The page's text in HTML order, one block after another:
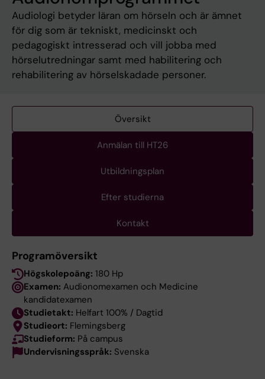
Audiologi betyder läran om hörseln och är ämnet
för dig som är tekniskt, medicinskt och
pedagogiskt intresserad och vill jobba med
hörselutredningar samt med habilitering och
rehabilitering av hörselskadade personer.
Översikt
Anmälan till HT26
Utbildningsplan
Efter studierna
Kontakt
Programöversikt
Högskolepoäng: 180 Hp
Examen: Audionomexamen och Medicine
kandidatexamen
Studietakt: Helfart 100% / Dagtid
Studieort: Flemingsberg
Studieform: På campus
Undervisningsspråk: Svenska